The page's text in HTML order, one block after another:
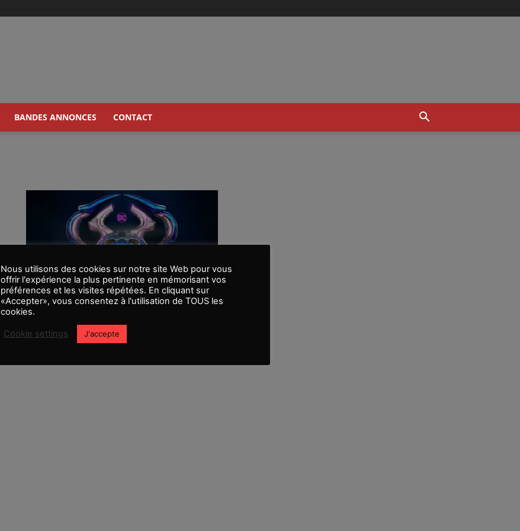
BANDES ANNONCES CONTACT
Le réalisateur de Bluebeetle révèle
où se situe son film dans...
Romain TORMEN 24 juin 2023
Nous utilisons des cookies sur notre site Web pour vous
offrir l'expérience la plus pertinente en mémorisant vos
préférences et les visites répétées. En cliquant sur
«Accepter», vous consentez à l'utilisation de TOUS les
cookies.
Cookie settings J'accepte